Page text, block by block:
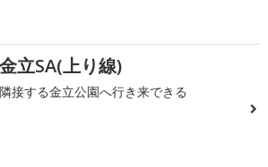
金立SA(上り線)
隣接する金立公園へ行き来できる